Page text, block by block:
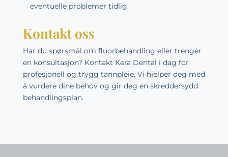
eventuelle problemer tidlig.
Kontakt oss
Har du spørsmål om fluorbehandling eller trenger
en konsultasjon? Kontakt Kera Dental i dag for
profesjonell og trygg tannpleie. Vi hjelper deg med
å vurdere dine behov og gir deg en skreddersydd
behandlingsplan.